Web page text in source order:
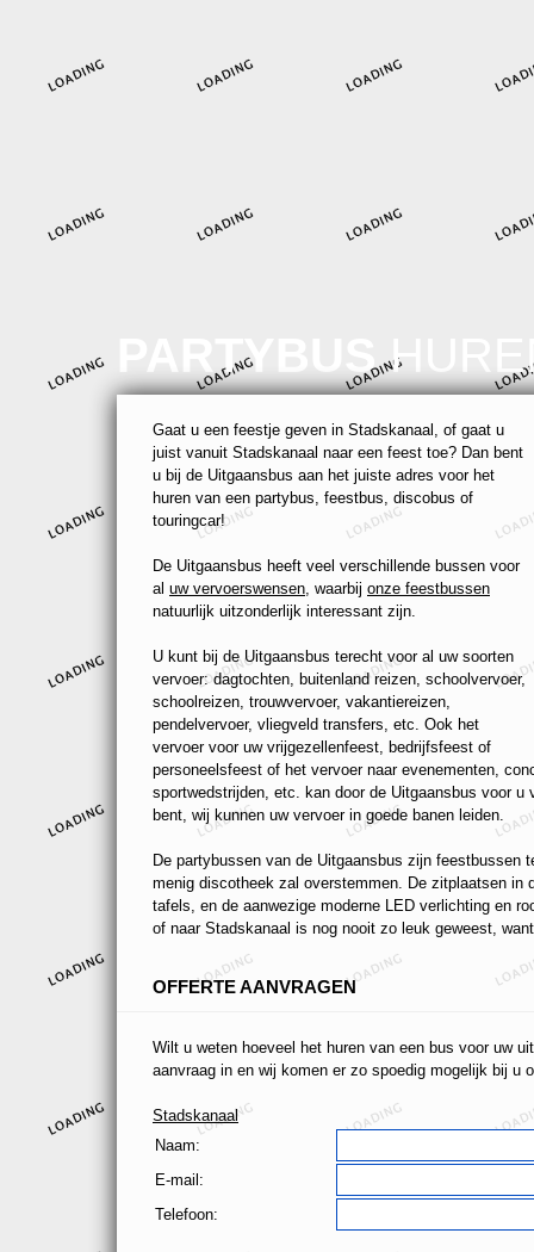
PARTYBUS
Gaat u een feestje geven in Stadskanaal, of gaat u
juist vanuit Stadskanaal naar een feest toe? Dan bent
u bij de Uitgaansbus aan het juiste adres voor het
huren van een partybus, feestbus, discobus of
touringcar!
De Uitgaansbus heeft veel verschillende bussen voor
al uw vervoerswensen, waarbij onze feestbussen
natuurlijk uitzonderlijk interessant zijn.
U kunt bij de Uitgaansbus terecht voor al uw soorten
vervoer: dagtochten, buitenland reizen, schoolvervoer,
schoolreizen, trouwvervoer, vakantiereizen,
pendelvervoer, vliegveld transfers, etc. Ook het
vervoer voor uw vrijgezellenfeest, bedrijfsfeest of
personeelsfeest of het vervoer naar evenementen,
sportwedstrijden, etc. kan door de Uitgaansbus voor
bent, wij kunnen uw vervoer in goede banen leiden.
De partybussen van de Uitgaansbus zijn feestbussen
menig discotheek zal overstemmen. De zitplaatsen
tafels, en de aanwezige moderne LED verlichting en
of naar Stadskanaal is nog nooit zo leuk geweest,
OFFERTE AANVRAGEN
Wilt u weten hoeveel het huren van een bus voor uw
aanvraag in en wij komen er zo spoedig mogelijk bij u
Stadskanaal
Naam:
E-mail:
Telefoon: